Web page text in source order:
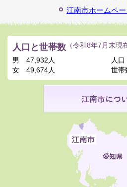
江南市ホームペ
人口と世帯数 （令和8年7月末現
男
47,932人
女
49,674人
人口
世帯